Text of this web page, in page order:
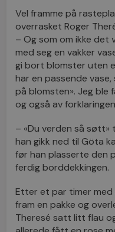
Vel framme på
overrasket Roger
– Og som om ikke
med seg en vakker
gi bort blomster uten
har en passende
på blomsten». Jeg ble
og også av
– «Du verden så
han gikk ned til Göta
før han plasserte den
ferdig borddekkingen.
Etter et par timer med
fram en pakke og
Theresé satt litt flau